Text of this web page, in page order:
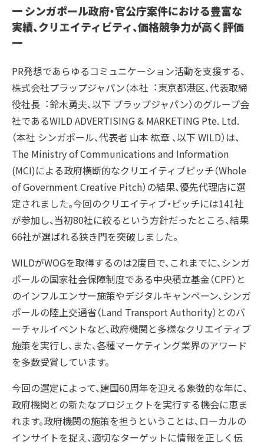
役員紹介
会社概要
プラップグループ
アクセス
沿革
コーポレートガバナンス
プラップジャパンの書籍
受賞歴
IDPR
一 シンガポール政府・官公庁案件における豊富な
実績、クリエイティビティ、価格競争力が高く評価
一
PR発想であらゆるコミュニケーション活動を支援する、
株式会社プラップジャパン（本社︓東京都港区、代表取締
役社⻑︓鈴⽊勇夫、以下 プラップジャパン）のグループ会
社であるWILD ADVERTISING & MARKETING Pte. Ltd.
（本社 シンガポール、代表者 山本 紘章 、以下 WILD）は、
The Ministry of Communications and Information
(MCI)による政府横断的なクリエイティブピッチ（Whole
of Government Creative Pitch）の結果、優先代理店に選
定されました。今回のクリエイティブ・ピッチには141社
が参加し、当初80社に絞るという方針だったところ、結果
66社が選ばれる狭き門を突破しました。
WILDがWOGを取得するのは2度目で、これまでに、シンガ
ポールの国家社会保障制度である中央積立基金（CPF）と
のインフルエンサー施策やデジタルキャンペーン、シンガ
ポールの陸上交通省（Land Transport Authority）とのバ
ーチャルイベントなど、政府機関と多様なクリエイティブ
施策を実行し、また、各種マーケティング業界のアワード
を多数受賞しています。
今回の選定によって、建国60周年を迎える象徴的な年に、
政府機関との新たなプロジェクトを実行する機会に恵ま
れます。政府機関の施策を担うということは、ローカルの
インサイトを捉え、適切なターゲットに情報を正しく伝